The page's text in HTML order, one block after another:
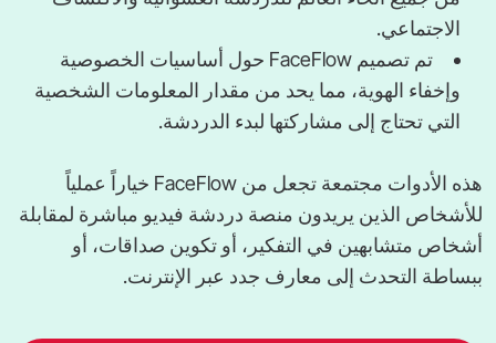
الاجتماعي.
تم تصميم FaceFlow حول أساسيات الخصوصية
وإخفاء الهوية، مما يحد من مقدار المعلومات الشخصية
التي تحتاج إلى مشاركتها لبدء الدردشة.
هذه الأدوات مجتمعة تجعل من FaceFlow خياراً عملياً
للأشخاص الذين يريدون منصة دردشة فيديو مباشرة لمقابلة
أشخاص متشابهين في التفكير، أو تكوين صداقات، أو
ببساطة التحدث إلى معارف جدد عبر الإنترنت.